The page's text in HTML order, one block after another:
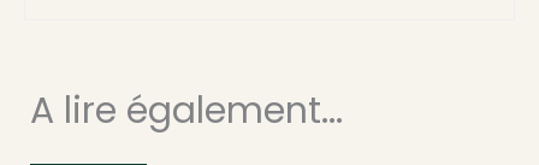
A lire également...